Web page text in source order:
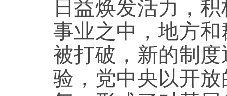
日益焕发活力，
事业之中，地方
被打破，新的制
验，党中央以开